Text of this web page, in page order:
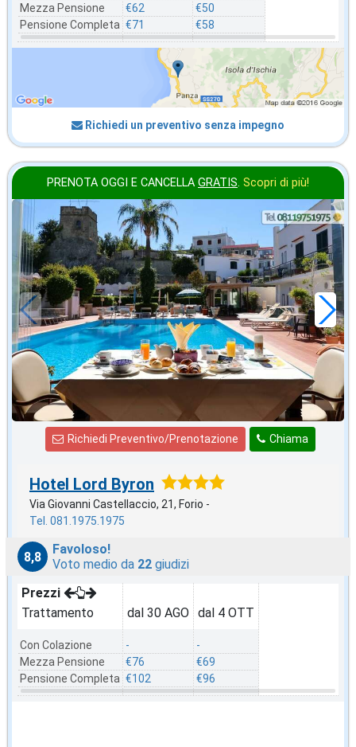
Mezza Pensione
Pensione Completa
€62
€71
€50
€58
Richiedi un preventivo senza impegno
PRENOTA OGGI E CANCELLA GRATIS. Scopri di più!
ottobre
in offerta da
€69,00
a notte
Chiama
Richiedi Preventivo/Prenotazione
Hotel Lord Byron
Via Giovanni Castellaccio, 21, Forio -
Tel. 081.1975.1975
8,8
Favoloso!
Voto medio da 22 giudizi
Prezzi
Trattamento
Con Colazione
Mezza Pensione
Pensione Completa
dal 30 AGO
-
€76
€102
dal 4 OTT
-
€69
€96